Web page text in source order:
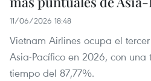
11/06/2026 18:48
Vietnam Airlines ocupa el
Asia-Pacífico en 2026, con
tiempo del 87,77%.